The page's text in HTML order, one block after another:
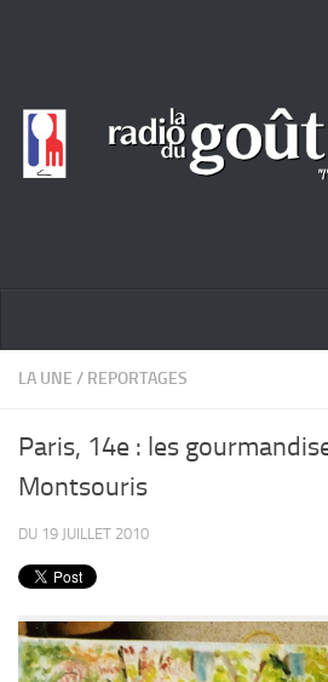
ACTUALITÉ
PORTRAITS
Entrées
LA UNE / REPORTAGES
Paris, 14e : les
Montsouris
DU 19 JUILLET 2010